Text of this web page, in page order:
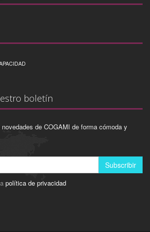
boletín
de COGAMI de forma cómoda y
Subscribir
política de privacidad